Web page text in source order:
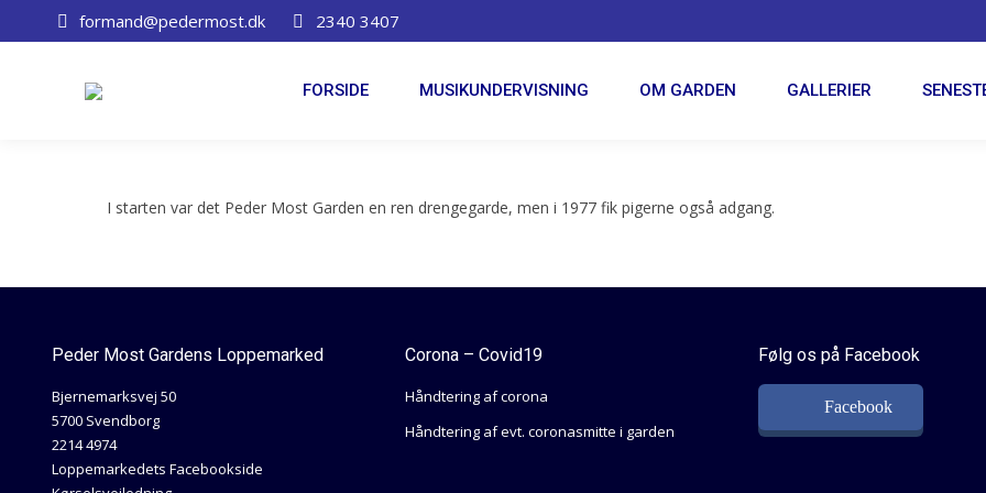
formand@pedermost.dk 2340 3407
FORSIDE MUSIKUNDERVISNING OM GARDEN GALLERIER
I starten var det Peder Most Garden en ren drengegarde, men i 1977 fik pigerne også adgang.
Peder Most Gardens Loppemarked
Bjernemarksvej 50
5700 Svendborg
2214 4974
Loppemarkedets Facebookside
Corona – Covid19
Håndtering af corona
Håndtering af evt. coronasmitte i garden
Følg os på Facebook
Facebook
FORSIDE MUSIKUNDERVISNING OM GARDEN GALLERIER